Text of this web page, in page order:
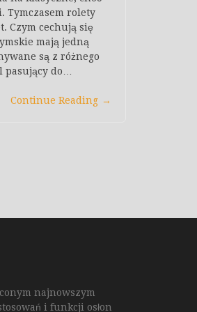
rolety
Czym cechują się
mają jedną
są z różnego
pasujący do…
Continue Reading →
najnowszym
i funkcji osłon